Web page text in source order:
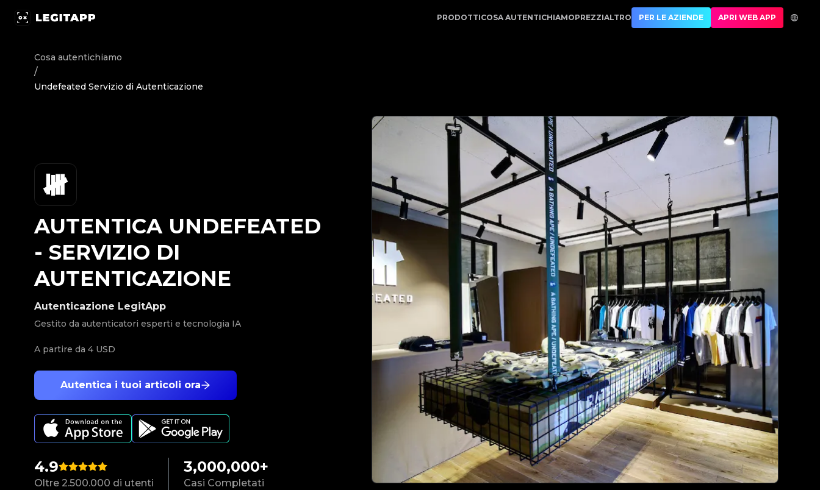
Autentica Undefeated - Servizio di Autenticazione | LegitApp | Il tuo partner di fiducia nell'autenticazione di lusso | No.1 Best Authentication
PRODOTTICOSA AUTENTICHIAMOPREZZIALTRO PER LE AZIENDE APRI WEB APP
Cosa autentichiamo
/
Undefeated Servizio di Autenticazione
4.9
Oltre 2.500.000 di utenti
3,000,000+
Casi Completati
Autentica i tuoi articoli ora
Autenticazione LegitApp
Gestito da autenticatori esperti e tecnologia IA
A partire da 4 USD
AUTENTICA UNDEFEATED
- SERVIZIO DI
AUTENTICAZIONE